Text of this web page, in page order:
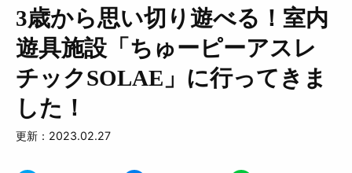
3歳から思い切り遊べる！室内
遊具施設「ちゅーピーアスレ
チックSOLAE」に行ってきま
した！
更新：2023.02.27